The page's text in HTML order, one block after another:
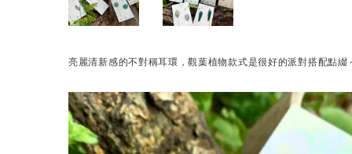
亮麗清新感的不對稱耳環，觀葉植物款式是很好的派對搭配點綴